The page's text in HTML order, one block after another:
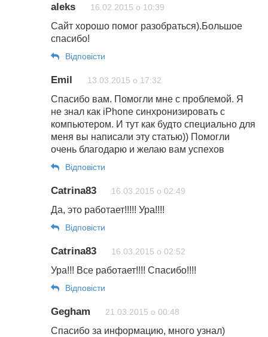
aleks 16.02.2015 о 10:39
Сайт хорошо помог разобраться).Большое
спасибо!
Відповіcти
Emil 13.03.2015 о 17:32
Спасибо вам. Помогли мне с проблемой. Я
не знал как iPhone синхронизировать с
компьютером. И тут как будто специально для
меня вы написали эту статью)) Помогли
очень благодарю и желаю вам успехов
Відповіcти
Catrina83 16.03.2015 о 02:49
Да, это работает!!!!! Ура!!!!
Відповіcти
Catrina83 16.03.2015 о 02:52
Ура!!! Все работает!!!! Спасибо!!!!
Відповіcти
Gegham 21.03.2015 о 00:48
Спасибо за информацию, много узнал)